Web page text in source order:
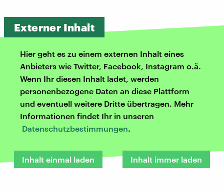
Externer Inhalt
Hier geht es zu einem externen Inhalt eines
Anbieters wie Twitter, Facebook, Instagram o.ä.
Wenn Ihr diesen Inhalt ladet, werden
personenbezogene Daten an diese Plattform
und eventuell weitere Dritte übertragen. Mehr
Informationen findet Ihr in unseren
Datenschutzbestimmungen.
Inhalt einmal laden Inhalt immer laden